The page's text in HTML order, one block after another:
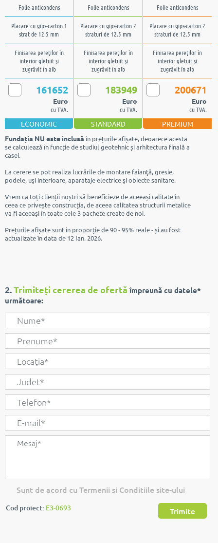
Folie anticondens Folie anticondens Folie anticondens
Placare cu gips-carton 1
strat de 12.5 mm
Placare cu gips-carton 2
straturi de 12.5 mm
Placare cu gips-carton 2
straturi de 12.5 mm
Finisarea pereţilor în
interior gletuit şi
zugrăvit în alb
Finisarea pereţilor în
interior gletuit şi
zugrăvit în alb
Finisarea pereţilor în
interior gletuit şi
zugrăvit în alb
161652
Euro
cu TVA.
183949
Euro
cu TVA.
200671
Euro
cu TVA.
ECONOMIC STANDARD
PREMIUM
Fundația NU este inclusă în prețurile afișate, deoarece acesta
se calculează în funcție de studiul geotehnic și arhitectura finală a
casei.
La cerere se pot realiza lucrările de montare faianţă, gresie,
podele, uşi interioare, aparataje electrice şi obiecte sanitare.
Vrem ca toți clienții noștri să beneficieze de aceeași calitate în
ceea ce privește construcția, de aceea calitatea structurii metalice
va fi aceeași în toate cele 3 pachete create de noi.
Prețurile afișate sunt în proporție de 90 - 95% reale - și au fost
actualizate în data de 12 Ian. 2026.
2.Trimiteți cererea de ofertă împreună cu datele*
următoare:
Sunt de acord cu Termenii si Conditiile site-ului
Cod proiect: E3-0693 Trimite